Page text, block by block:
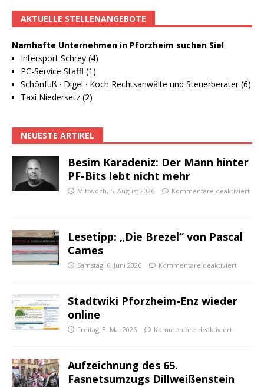
AKTUELLE STELLENANGEBOTE
Namhafte Unternehmen in Pforzheim suchen Sie!
Intersport Schrey (4)
PC-Service Staffl (1)
Schönfuß · Digel · Koch Rechtsanwälte und Steuerberater (6)
Taxi Niedersetz (2)
NEUESTE ARTIKEL
Besim Karadeniz: Der Mann hinter
PF-Bits lebt nicht mehr
Mittwoch, 5. August 2026 Kommentare deaktiviert
Lesetipp: „Die Brezel“ von Pascal
Cames
Samstag, 6. Juni 2026 Kommentare deaktiviert
Stadtwiki Pforzheim-Enz wieder
online
Freitag, 8. Mai 2026 Kommentare deaktiviert
Aufzeichnung des 65.
Fasnetsumzugs Dillweißenstein